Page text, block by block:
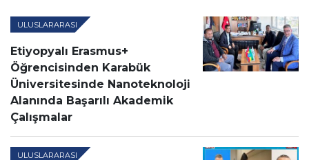
ULUSLARARASI
Etiyopyalı Erasmus+
Öğrencisinden Karabük
Üniversitesinde Nanoteknoloji
Alanında Başarılı Akademik
Çalışmalar
ULUSLARARASI